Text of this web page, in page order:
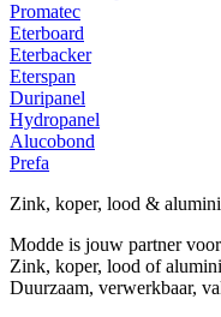
Promatec
Eterboard
Eterbacker
Eterspan
Duripanel
Hydropanel
Alucobond
Prefa
Zink, koper, lood &
Modde is jouw partner
Zink, koper, lood of
Duurzaam, verwerkbaar,